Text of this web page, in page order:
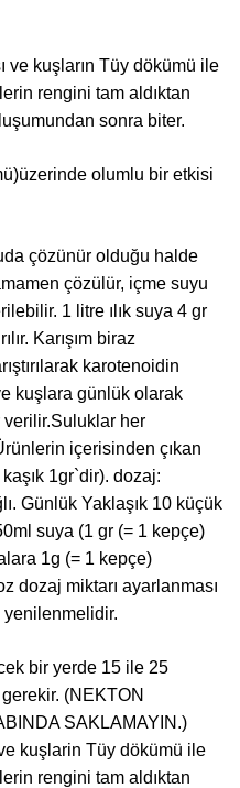
ve kuşların Tüy dökümü ile
rengini tam aldıktan
sonra biter.
olumlu bir etkisi
çözünür olduğu halde
çözülür, içme suyu
1 litre ılık suya 4 gr
Karışım biraz
karotenoidin
kuşlara günlük olarak
her
içerisinden çıkan
kaşık 1gr`dir). dozaj:
Günlük Yaklaşık 10 küçük
suya (1 gr (= 1 kepçe)
1g (= 1 kepçe)
dozaj miktarı ayarlanması
yenilenmelidir.
bir yerde 15 ile 25
(NEKTON
SAKLAMAYIN.)
kuşlarin Tüy dökümü ile
rengini tam aldıktan